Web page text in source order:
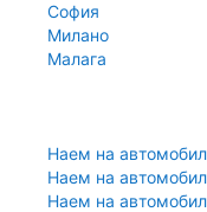
София
Милано
Малага
Наем на
Наем на
Наем на